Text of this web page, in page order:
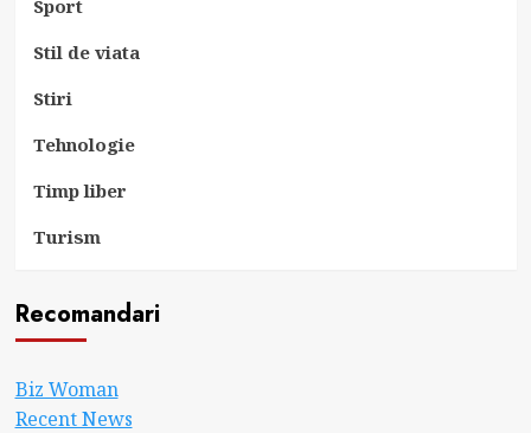
Sport
Stil de viata
Stiri
Tehnologie
Timp liber
Turism
Recomandari
Biz Woman
Recent News